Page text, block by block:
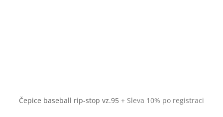
Čepice baseball rip-stop vz.95 + Sleva 10% po registraci